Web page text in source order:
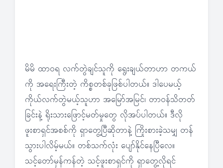
မိမိ ထာဝရ လက်တွဲချင်သူကို ရွေးချယ်တာဟာ တကယ်
ကို အရေးကြီးတဲ့ ကိစ္စတစ်ခုဖြစ်ပါတယ်။ ဒါပေမယ့်
ကိုယ်လက်တွဲမယ့်သူဟာ အမြော်အမြင်၊ တာဝန်သိတတ်
ခြင်းနဲ့ ရိုးသားဖြောင့်မတ်မှုတွေ လိုအပ်ပါတယ်။ ဒီလို
ဖူးစာရှင်အစစ်ကို ရှာတွေ့ပြီဆိုတာနဲ့ ကြိုးစားခဲ့သမျှ တန်
သွားပါလိမ့်မယ်။ တစ်သက်လုံး ပျော်နိုင်နေပြီလေ။
သင့်တော်မှန်ကန်တဲ့ သင့်ဖူးစာရှင်ကို ရှာတွေ့လိုရင်